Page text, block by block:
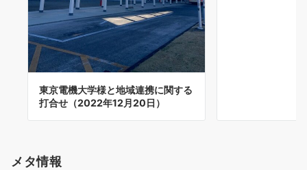
東京電機大学様と地域連携に関する
打合せ（2022年12月20日）
メタ情報